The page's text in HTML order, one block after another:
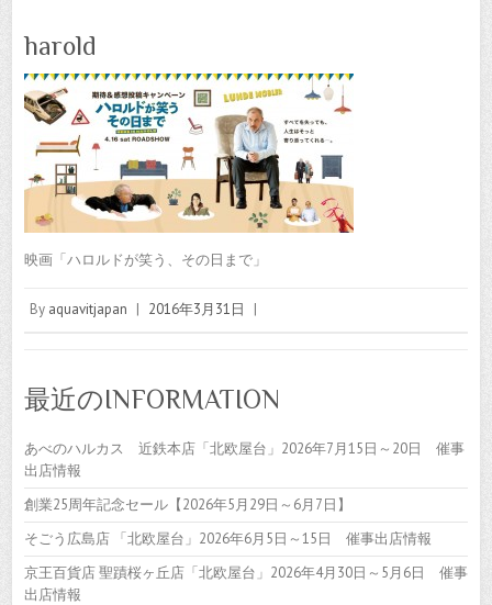
harold
映画「ハロルドが笑う、その日まで」
By aquavitjapan | 2016年3月31日 |
最近のINFORMATION
あべのハルカス 近鉄本店「北欧屋台」2026年7月15日～20日 催事
出店情報
創業25周年記念セール【2026年5月29日～6月7日】
そごう広島店 「北欧屋台」2026年6月5日～15日 催事出店情報
京王百貨店 聖蹟桜ヶ丘店「北欧屋台」2026年4月30日～5月6日 催事
出店情報